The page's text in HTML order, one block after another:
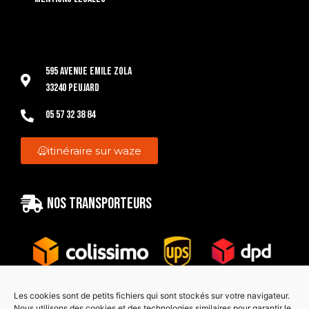
Les cookies sont de petits fichiers qui sont stockés sur votre navigateur.
595 Avenue Emile Zola
33240 Peujard
05 57 32 38 84
itinéraire sur waze
Nos transporteurs